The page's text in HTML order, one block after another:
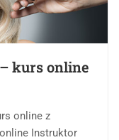
kurs online
online z
Instruktor